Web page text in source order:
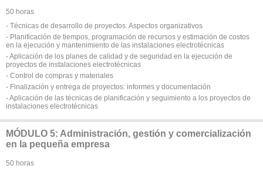
50 horas
- Técnicas de desarrollo de proyectos. Aspectos organizativos
- Planificación de tiempos, programación de recursos y estimación de costos
en la ejecución y mantenimiento de las instalaciones electrotécnicas
- Aplicación de los planes de calidad y de seguridad en la ejecución de
proyectos de instalaciones electrotécnicas
- Control de compras y materiales
- Finalización y entrega de proyectos: informes y documentación
- Aplicación de las técnicas de planificación y seguimiento a los proyectos de
instalaciones electrotécnicas
MÓDULO 5: Administración, gestión y comercialización
en la pequeña empresa
50 horas